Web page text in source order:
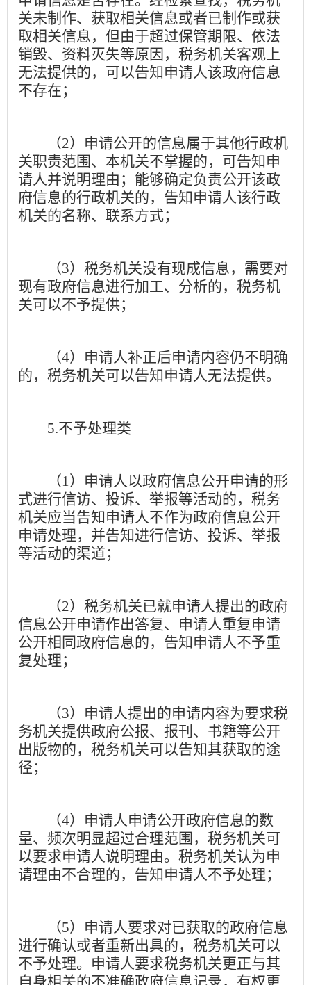
关未制作、获取相关信息或者已制作或获
取相关信息，但由于超过保管期限、依法
销毁、资料灭失等原因，税务机关客观上
无法提供的，可以告知申请人该政府信息
不存在；
（2）申请公开的信息属于其他行政机
关职责范围、本机关不掌握的，可告知申
请人并说明理由；能够确定负责公开该政
府信息的行政机关的，告知申请人该行政
机关的名称、联系方式；
（3）税务机关没有现成信息，需要对
现有政府信息进行加工、分析的，税务机
关可以不予提供；
（4）申请人补正后申请内容仍不明确
的，税务机关可以告知申请人无法提供。
5.不予处理类
（1 ）申请人以政府信息公开申请的形
式进行信访、投诉、举报等活动的，税务
机关应当告知申请人不作为政府信息公开
申请处理，并告知进行信访、投诉、举报
等活动的渠道；
（2）税务机关已就申请人提出的政府
信息公开申请作出答复、申请人重复申请
公开相同政府信息的，告知申请人不予重
复处理；
（3）申请人提出的申请内容为要求税
务机关提供政府公报、报刊、书籍等公开
出版物的，税务机关可以告知其获取的途
径；
（4）申请人申请公开政府信息的数
量、频次明显超过合理范围，税务机关可
以要求申请人说明理由。税务机关认为申
请理由不合理的，告知申请人不予处理；
（5）申请人要求对已获取的政府信息
进行确认或者重新出具的，税务机关可以
不予处理。申请人要求税务机关更正与其
自身相关的不准确政府信息记录，有权更